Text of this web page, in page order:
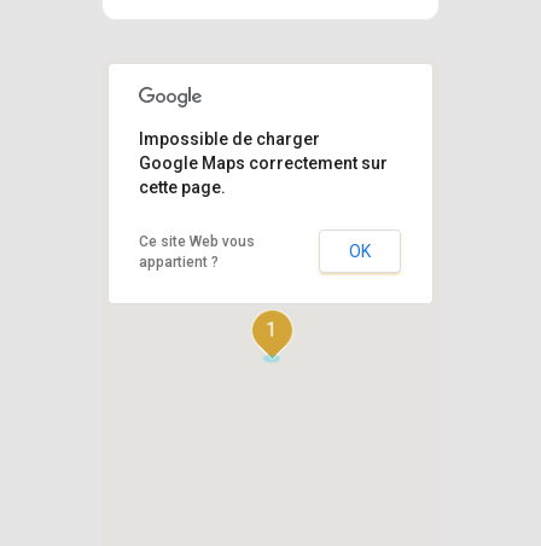
1
Impossible de charger
Google Maps correctement sur
cette page.
Ce site Web vous
appartient ?
OK